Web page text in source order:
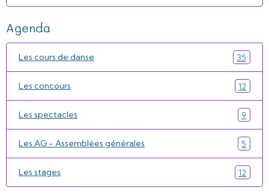
Agenda
Les cours de danse 35
Les concours 12
Les spectacles 9
Les AG - Assemblées générales 5
Les stages 12